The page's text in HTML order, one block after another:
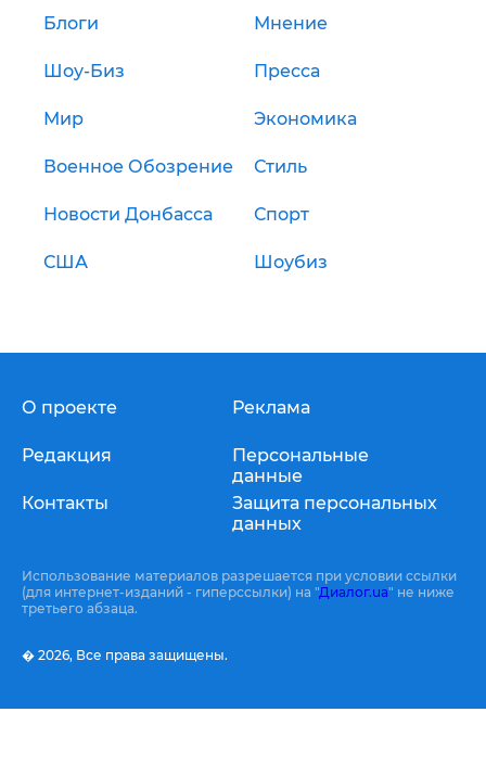
Блоги Мнение
Шоу-Биз Пресса
Мир Экономика
Военное Обозрение Стиль
Новости Донбасса Спорт
США Шоубиз
О проекте
Редакция
Контакты
Реклама
Персональные
данные
Защита персональных
данных
Использование материалов разрешается при условии ссылки
(для интернет-изданий - гиперссылки) на "Диалог.ua" не ниже
третьего абзаца.
� 2026, Все права защищены.